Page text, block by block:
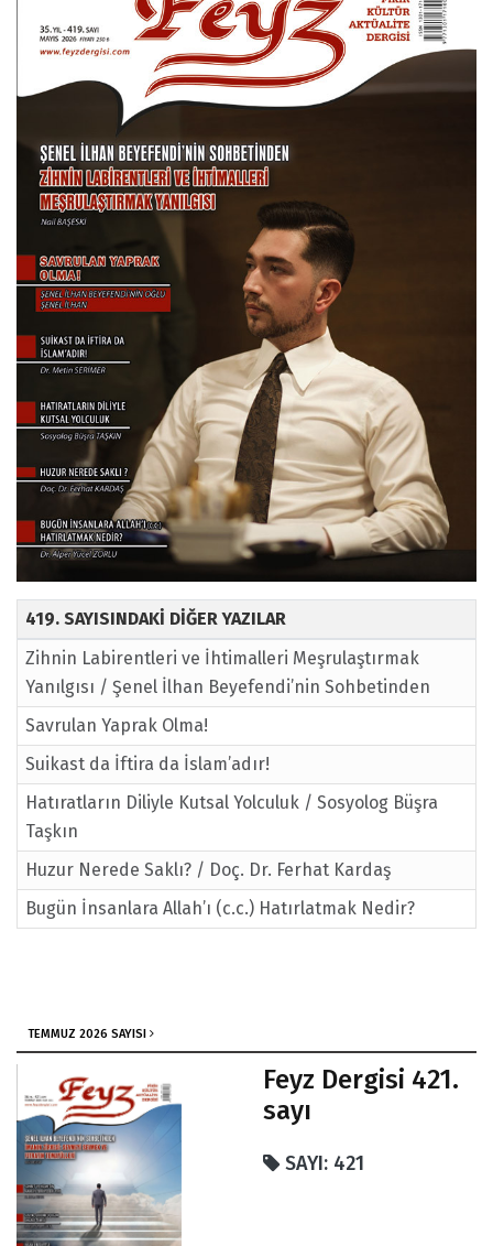
419. SAYISINDAKİ DİĞER YAZILAR
Zihnin Labirentleri ve İhtimalleri Meşrulaştırmak
Yanılgısı / Şenel İlhan Beyefendi’nin Sohbetinden
Savrulan Yaprak Olma!
Suikast da İftira da İslam’adır!
Hatıratların Diliyle Kutsal Yolculuk / Sosyolog Büşra
Taşkın
Huzur Nerede Saklı? / Doç. Dr. Ferhat Kardaş
Bugün İnsanlara Allah’ı (c.c.) Hatırlatmak Nedir?
TEMMUZ 2026 SAYISI
Feyz Dergisi 421.
sayı
SAYI: 421